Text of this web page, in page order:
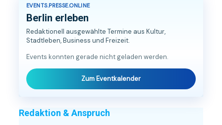
EVENTS.PRESSE.ONLINE
Berlin erleben
Redaktionell ausgewählte Termine aus Kultur,
Stadtleben, Business und Freizeit.
Events konnten gerade nicht geladen werden.
Zum Eventkalender
Redaktion & Anspruch